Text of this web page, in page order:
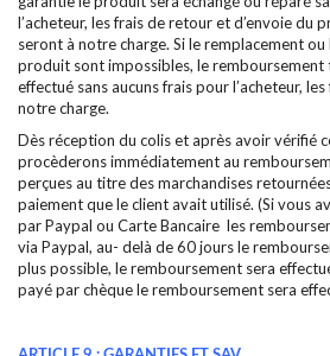
l’acheteur, les frais de retour et d’envoie du
seront à notre charge. Si le remplacement
produit sont impossibles, le
effectué sans aucuns frais pour l’acheteur,
notre charge.
Dès réception du colis et après avoir vérifié
procèderons immédiatement au
perçues au titre des marchandises
paiement que le client avait utilisé. (Si vous
par Paypal ou Carte Bancaire les
via Paypal, au- delà de 60 jours le
plus possible, le remboursement sera
payé par chèque le remboursement sera